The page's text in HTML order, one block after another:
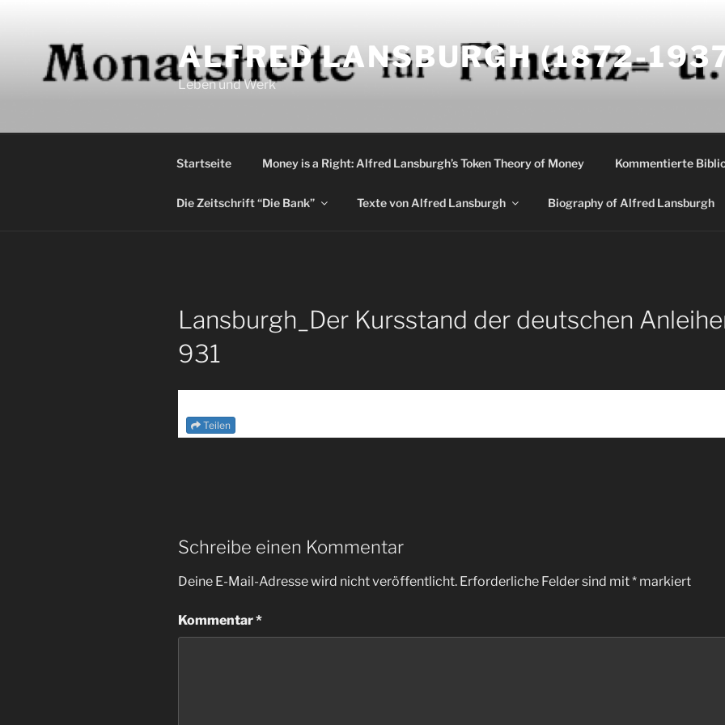
springen
ALFRED LANSBURGH (1872-
Leben und Werk
Startseite Money is a Right: Alfred Lansburgh’s Token Theory of Money Kommentierte
Die Zeitschrift “Die Bank” Texte von Alfred Lansburgh Biography of Alfred Lansburgh
Lansburgh_Der Kursstand der deutschen
931
Teilen
Schreibe einen Kommentar
Deine E-Mail-Adresse wird nicht veröffentlicht. Erforderliche Felder sind mit* markiert
Kommentar*